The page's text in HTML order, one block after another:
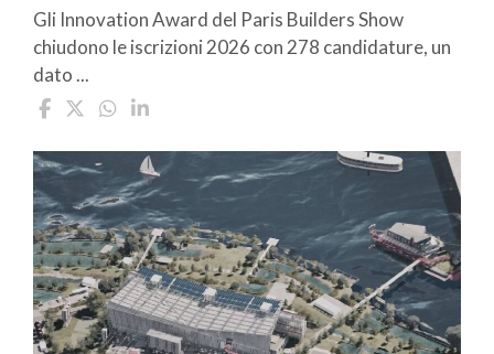
Gli Innovation Award del Paris Builders Show
chiudono le iscrizioni 2026 con 278 candidature, un
dato ...